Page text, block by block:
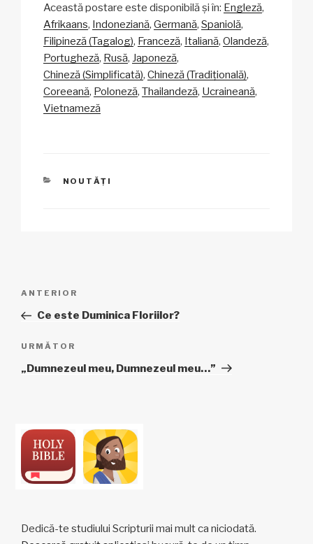
p
y
Li
n
k
ail c
e
b
o
at
s
A
p
a
p
h
ta
je
ă
Această postare este disponibilă și în: Engleză
Afrikaans Indoneziană Germană Spaniolă
Filipineză (Tagalog) Franceză Italiană Olandeză
Portugheză Rusă Japoneză
Chineză (Simplificată) Chineză (Tradițională)
Coreeană Poloneză Thailandeză Ucraineană
Vietnameză
CATEGORII
NOUTĂȚI
articole
Articol
anterior
ANTERIOR
Ce este Duminica Floriilor?
Articolul
următor
URMĂTOR
„Dumnezeul meu, Dumnezeul meu…”
Dedică-te studiului Scripturii mai mult ca niciodată.